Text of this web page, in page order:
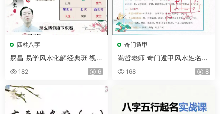
四柱八字
易昌 易学风水化解经典班 视
频31集
182 6
奇门遁甲
嵩哲老师 奇门遁甲风水姓名学
八字命理合集 视频79集
168 8